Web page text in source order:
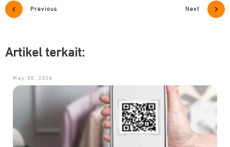
Previous Next
Artikel terkait:
May 30, 2026